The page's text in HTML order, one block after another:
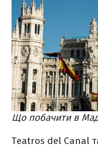
Що побачити в
Teatros del Canal